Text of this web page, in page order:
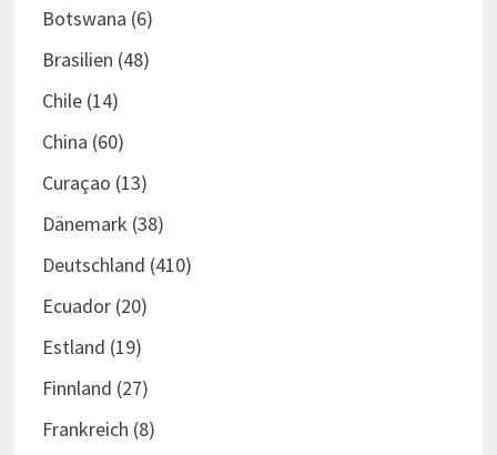
Botswana (6)
Brasilien (48)
Chile(14)
China (60)
Curaçao (13)
Dänemark (38)
Deutschland (410)
Ecuador(20)
Estland (19)
Finnland (27)
Frankreich (8)